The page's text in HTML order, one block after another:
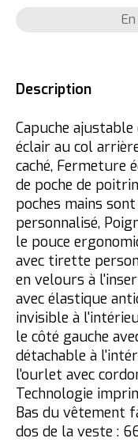
Description
Capuche
éclair au col
caché, Fermeture
de poche de
poches mains
personnalisé,
le pouce
avec tirette
en velours à
avec élastique
invisible à
le côté gauche
détachable à
l'ourlet avec
Technologie
Bas du vêtement
dos de la veste :